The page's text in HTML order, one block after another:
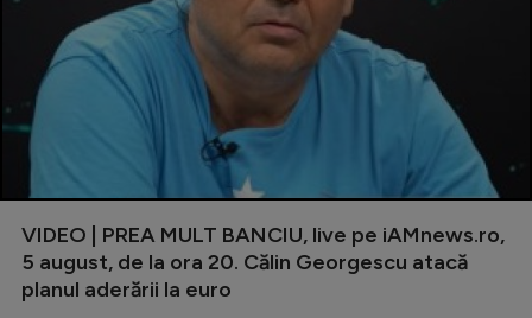
VIDEO | PREA MULT BANCIU, live pe iAMnews.ro,
5 august, de la ora 20. Călin Georgescu atacă
planul aderării la euro